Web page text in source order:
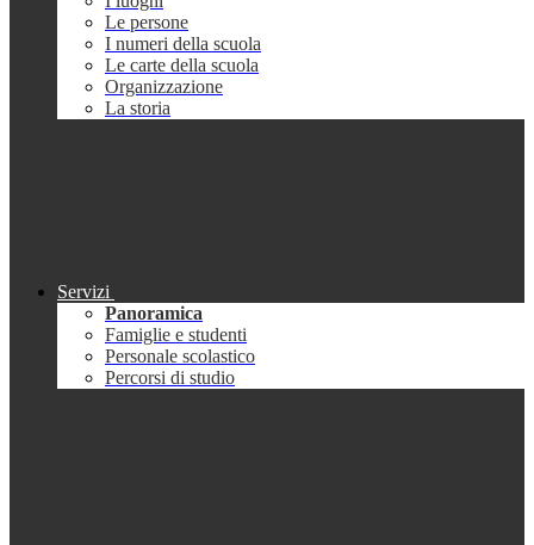
Le persone
I numeri della scuola
Le carte della scuola
Organizzazione
La storia
Servizi
Panoramica
Famiglie e studenti
Personale scolastico
Percorsi di studio